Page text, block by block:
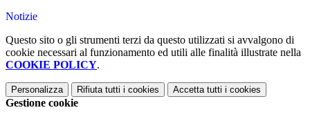
Notizie
Questo sito o gli strumenti terzi da questo utilizzati si avvalgono di
cookie necessari al funzionamento ed utili alle finalità illustrate nella
COOKIE POLICY.
Personalizza Rifiuta tutti i cookies Accetta tutti i cookies
Gestione cookie